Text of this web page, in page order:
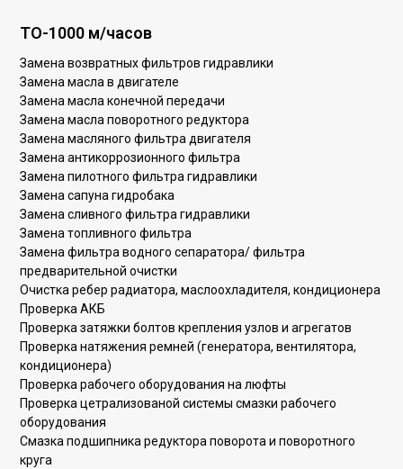
ТО-1000 м/часов
Замена возвратных фильтров гидравлики
Замена масла в двигателе
Замена масла конечной передачи
Замена масла поворотного редуктора
Замена масляного фильтра двигателя
Замена антикоррозионного фильтра
Замена пилотного фильтра гидравлики
Замена сапуна гидробака
Замена сливного фильтра гидравлики
Замена топливного фильтра
Замена фильтра водного сепаратора/ фильтра
предварительной очистки
Очистка ребер радиатора, маслоохладителя, кондиционера
Проверка АКБ
Проверка затяжки болтов крепления узлов и агрегатов
Проверка натяжения ремней (генератора, вентилятора,
кондиционера)
Проверка рабочего оборудования на люфты
Проверка цетрализованой системы смазки рабочего
оборудования
Смазка подшипника редуктора поворота и поворотного
круга